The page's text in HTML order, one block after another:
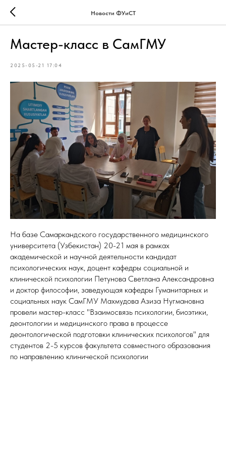
Новости ФУиСТ
Мастер-класс в СамГМУ
2025-05-21 17:04
На базе Самаркандского государственного медицинского
университета (Узбекистан) 20-21 мая в рамках
академической и научной деятельности кандидат
психологических наук, доцент кафедры социальной и
клинической психологии Петунова Светлана Александровна
и доктор философии, заведующая кафедры Гуманитарных и
социальных наук СамГМУ Махмудова Азиза Нугмановна
провели мастер-класс "Взаимосвязь психологии, биоэтики,
деонтологии и медицинского права в процессе
деонтологической подготовки клинических психологов" для
студентов 2-5 курсов факультета совместного образования
по направлению клинической психологии